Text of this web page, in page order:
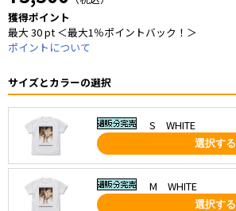
獲得ポイント
最大 30 pt ＜最大1％ポイントバック！＞
ポイントについて
サイズとカラーの選択
S WHITE
選択する
M WHITE
選択する